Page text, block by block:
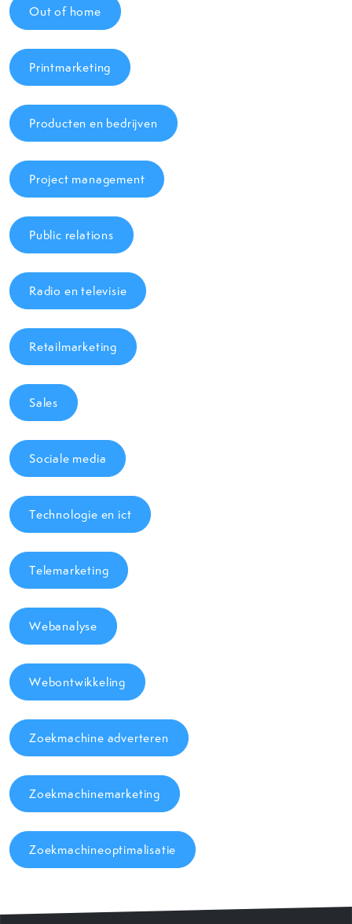
Out of home
Printmarketing
Producten en bedrijven
Project management
Public relations
Radio en televisie
Retailmarketing
Sales
Sociale media
Technologie en ict
Telemarketing
Webanalyse
Webontwikkeling
Zoekmachine adverteren
Zoekmachinemarketing
Zoekmachineoptimalisatie